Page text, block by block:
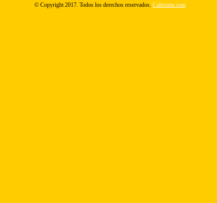
© Copyright 2017. Todos los derechos reservados. Cubisima.com